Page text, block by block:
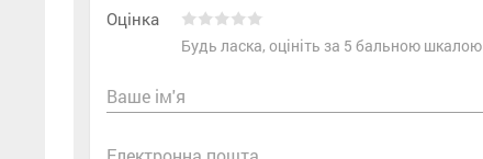
Оцінка
Будь ласка, оцініть за 5 бальною шкалою
Ваше ім'я